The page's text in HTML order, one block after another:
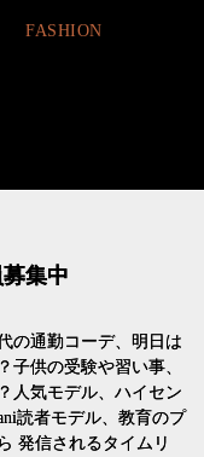
集中
の通勤コーデ、明日は
子供の受験や習い事、
人気モデル、ハイセン
読者モデル、教育のプ
発信されるタイムリ